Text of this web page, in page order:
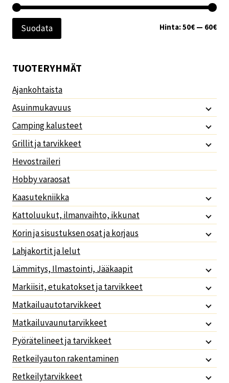
Suodata Hinta:50€ — 60€
TUOTERYHMÄT
Ajankohtaista
Asuinmukavuus
Camping kalusteet
Grillit ja tarvikkeet
Hevostraileri
Hobby varaosat
Kaasutekniikka
Kattoluukut, ilmanvaihto, ikkunat
Korin ja sisustuksen osat ja korjaus
Lahjakortit ja lelut
Lämmitys, Ilmastointi, Jääkaapit
Markiisit, etukatokset ja tarvikkeet
Matkailuautotarvikkeet
Matkailuvaunutarvikkeet
Pyörätelineet ja tarvikkeet
Retkeilyauton rakentaminen
Retkeilytarvikkeet